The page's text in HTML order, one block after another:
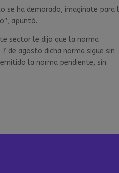
se ha demorado, imagínate para
apuntó.
sector le dijo que la norma
de agosto dicha norma sigue sin
la norma pendiente, sin